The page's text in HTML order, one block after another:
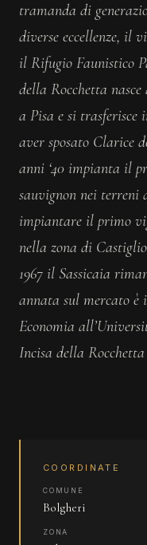
tramanda di
diverse eccellenze, il
il Rifugio Faunistico
della Rocchetta
a Pisa e si trasferisce
aver sposato Clarice
anni ‘40 impianta il
sauvignon nei terreni
impiantare il primo
nella zona di
1967 il Sassicaia
annata sul mercato è
Economia
Incisa della
COORDINATE
COMUNE
Bolgheri
ZONA